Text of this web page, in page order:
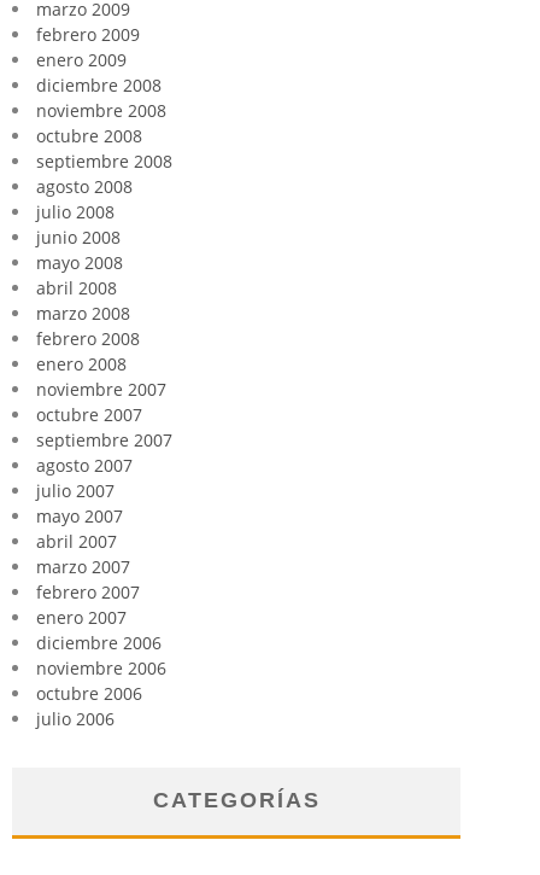
marzo 2009
febrero 2009
enero 2009
diciembre 2008
noviembre 2008
octubre 2008
septiembre 2008
agosto 2008
julio 2008
junio 2008
mayo 2008
abril 2008
marzo 2008
febrero 2008
enero 2008
noviembre 2007
octubre 2007
septiembre 2007
agosto 2007
julio 2007
mayo 2007
abril 2007
marzo 2007
febrero 2007
enero 2007
diciembre 2006
noviembre 2006
octubre 2006
julio 2006
CATEGORÍAS